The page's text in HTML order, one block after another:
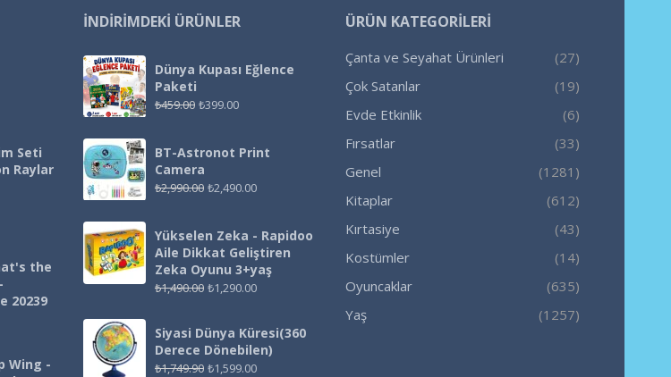
Seti
Raylar
the
20239
Wing -
İNDIRIMDEKI ÜRÜNLER
Dünya Kupası Eğlence
Paketi
₺459.00 ₺399.00
BT-Astronot Print
Camera
₺2,990.00 ₺2,490.00
Yükselen Zeka - Rapidoo
Aile Dikkat Geliştiren
Zeka Oyunu 3+yaş
₺1,490.00 ₺1,290.00
Siyasi Dünya Küresi(360
Derece Dönebilen)
₺1,749.90 ₺1,599.00
ÜRÜN KATEGORILERI
Çanta ve Seyahat Ürünleri
(27)
Çok Satanlar
(19)
Evde Etkinlik
(6)
Fırsatlar
(33)
Genel
(1281)
Kitaplar
(612)
Kırtasiye
(43)
Kostümler
(14)
Oyuncaklar
(635)
Yaş
(1257)